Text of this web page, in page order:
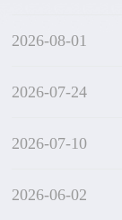
2026-08-01
2026-07-24
2026-07-10
2026-06-02